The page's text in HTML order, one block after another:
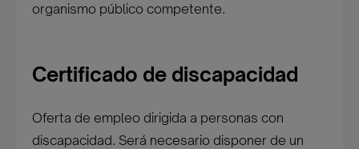
organismo público competente.
Certificado de discapacidad
Oferta de empleo dirigida a personas con
discapacidad. Será necesario disponer de un